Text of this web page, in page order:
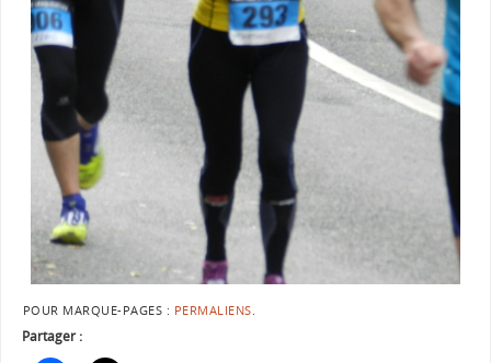
POUR MARQUE-PAGES : PERMALIENS.
Partager :